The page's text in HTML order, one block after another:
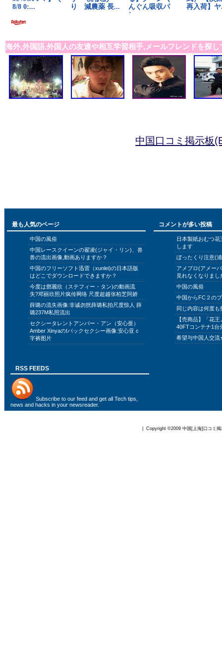
海外,外国語,外国人の友達や相互学習相手,メールフレンドを探し
中国口コミ掲示板
最も人気のページ
中国の風俗
中国レースクイーンの翟凌(ジャイ・リン)、兽
兽の流出画像,動画ありますか？
中国のフリーソフト迅雷（xunlei)の日本語版
はどこでダウンロードできますか？
今度は鄧麗欣（ステフィー・タン)の動画流
失?邓丽欣照片疯传网络 尺度超越张柏芝阿娇
薛璐の流失画像:非诚勿扰薛璐私拍尺度惊人 薛
璐237M私照流出
セクシータレントアンバー・アン（安心亜）
Amber XinyaのIバックセクシー画像:安心亚 c
字裤图片
コメントが多い投稿
日本製紙おむつ
します
ぼったくり注意(
アメブロ(アメー
見れなくなりまし
中国の風俗
中国からFC２の
同じ内容は何度
【売商品】「花
40FTコンテナ1台
希望与中国人交
RSS FEEDS
Subscribe to our feed and get all Tech tips,
news and hacks in your newsreader.
| Copyright ©2009 中国[上海]口コミ掲